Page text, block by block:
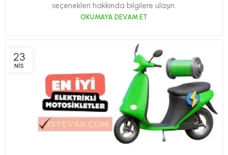
seçenekleri hakkında bilgilere ulaşın.
OKUMAYA DEVAM ET
23
NIS